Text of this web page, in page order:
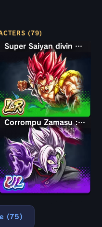
(79)
Super Saiyan divin Shallet
Corrompu Zamasu : Fusion
(75)